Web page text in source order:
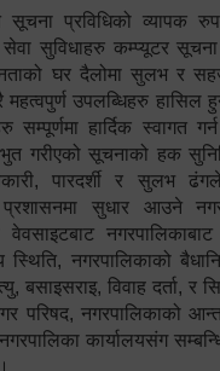
प्रविधिको व्यापक
सुविधाहरु कम्प्यूटर सूचना
घर दैलोमा सुलभ र
उपलब्धिहरु हासिल
सम्पूर्णमा हार्दिक स्वागत
गरीएको सूचनाको हक
पारदर्शी र सुलभ
प्रशासनमा सुधार आउने
स्थिति, नगरपालिकाको
बसाइसराइ, विवाह दर्ता, र
परिषद, नगरपालिकाको
कार्यालयसंग